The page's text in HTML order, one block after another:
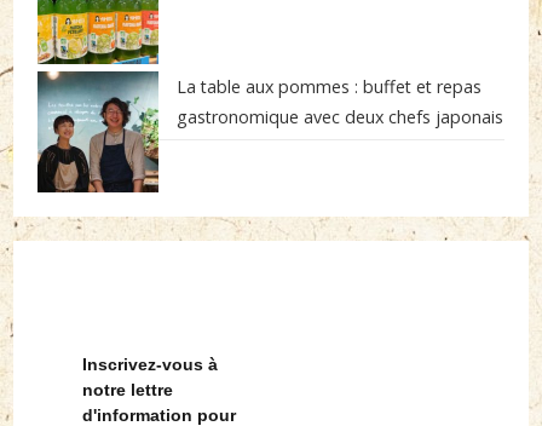
La table aux pommes : buffet et repas
gastronomique avec deux chefs japonais
Inscrivez-vous à
notre lettre
d'information pour